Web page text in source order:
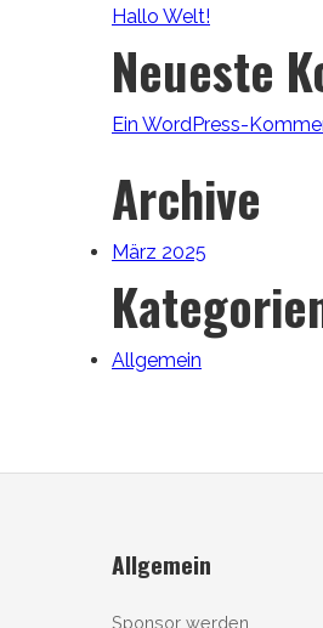
Hallo Welt!
Neueste
Ein WordPress-
Archive
März 2025
Allgemein
Allgemein
Sponsor werden